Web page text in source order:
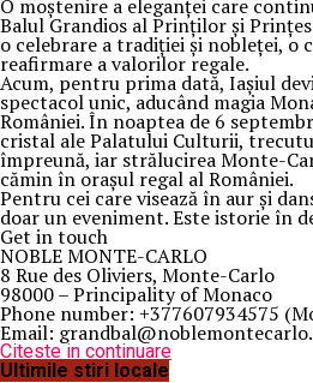
O moștenire a eleganței care
Balul Grandios al Prinților și
o celebrare a tradiției și nobleței, o
reafirmare a valorilor regale.
Acum, pentru prima dată, Iașiul
spectacol unic, aducând magia
României. În noaptea de 6
cristal ale Palatului Culturii,
împreună, iar strălucirea Monte-
cămin în orașul regal al României.
Pentru cei care visează în aur și
doar un eveniment. Este istorie în
Get in touch
NOBLE MONTE-CARLO
8 Rue des Oliviers, Monte-Carlo
98000 – Principality of Monaco
Phone number: +377607934575
Email:
Citeste in continuare
Ultimile stiri locale